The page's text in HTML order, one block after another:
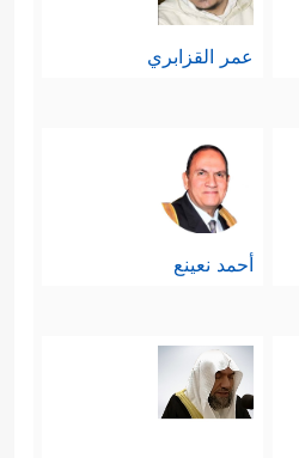
عمر القزابري
أحمد نعينع